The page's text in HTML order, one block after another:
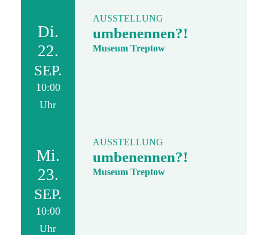
Di.
22.
SEP.
10:00
Uhr
AUSSTELLUNG
umbenennen?!
Museum Treptow
Mi.
23.
SEP.
10:00
Uhr
AUSSTELLUNG
umbenennen?!
Museum Treptow